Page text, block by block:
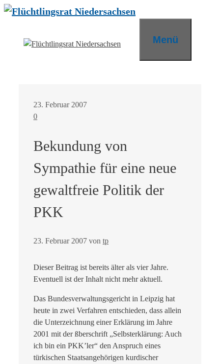
Zum
Menü
23. Februar 2007
0
Bekundung von
Sympathie für eine neue
gewaltfreie Politik der
PKK
23. Februar 2007 von tp
Dieser Beitrag ist bereits älter als vier Jahre.
Eventuell ist der Inhalt nicht mehr aktuell.
Das Bundesverwaltungsgericht in Leipzig hat
heute in zwei Verfahren entschieden, dass allein
die Unterzeichnung einer Erklärung im Jahre
2001 mit der ßberschrift „Selbsterklärung: Auch
ich bin ein PKK’ler“ den Anspruch eines
türkischen Staatsangehörigen kurdischer